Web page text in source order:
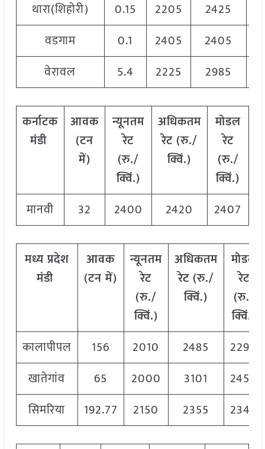
थारा(शिहोरी) 0.15 2205 2425
वडगाम
0.1 2405 2405
वेरावल
5.4 2225 2985
कर्नाटक
मंडी
आवक
(टन
में)
न्यूनतम
रेट
(रु./
क्विं.)
अधिकतम
रेट (रु./
क्विं.)
मोडल
रेट
(रु./
क्विं.)
मानवी
32 2400 2420 2407
मध्यप्रदेश
मंडी
आवक
(टन में)
न्यूनतम
रेट
(रु./
क्विं.)
अधिकतम
रेट (रु./
क्विं.)
मोडल
रेट
(रु./
क्विं.)
कालापीपल
156 2010 2485
2290
खातेगांव
65 2000 3101
2450
सिमरिया
192.77 2150 2355 2340